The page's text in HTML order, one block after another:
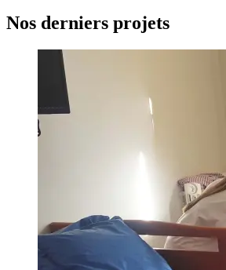
Nos derniers projets